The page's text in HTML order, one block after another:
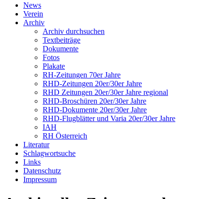
News
Verein
Archiv
Archiv durchsuchen
Textbeiträge
Dokumente
Fotos
Plakate
RH-Zeitungen 70er Jahre
RHD-Zeitungen 20er/30er Jahre
RHD Zeitungen 20er/30er Jahre regional
RHD-Broschüren 20er/30er Jahre
RHD-Dokumente 20er/30er Jahre
RHD-Flugblätter und Varia 20er/30er Jahre
IAH
RH Österreich
Literatur
Schlagwortsuche
Links
Datenschutz
Impressum